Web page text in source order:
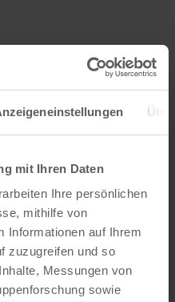
mit Ihren Daten
Ihre persönlichen
mithilfe von
Informationen auf Ihrem
zuzugreifen und so
Messungen von
sowie